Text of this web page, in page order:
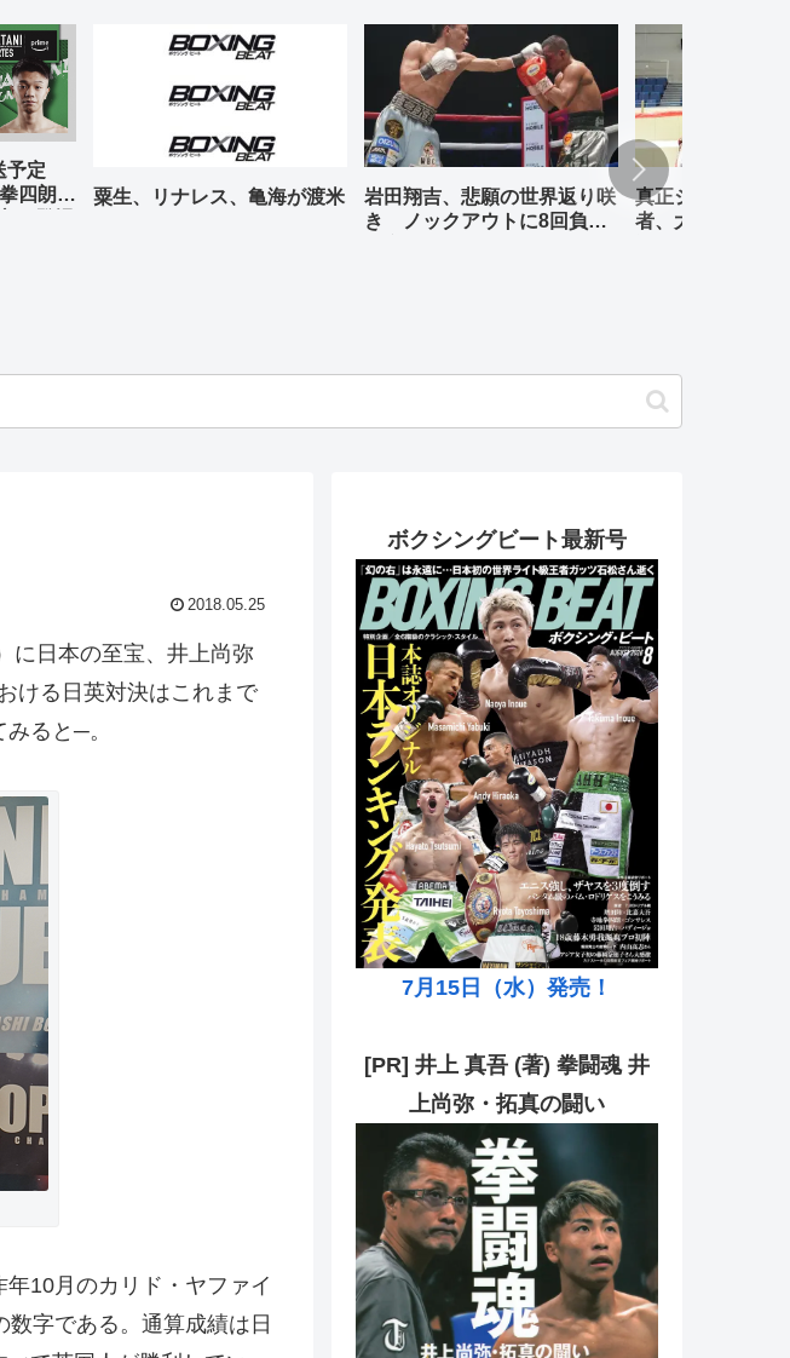
予定
四朗、
粟生、リナレス、亀海が渡米
岩田翔吉、悲願の世界返り咲
き ノックアウトに8回負傷
真正ジムの元
者、大橋哲朗、
2018.05.25
に日本の至宝、井上尚弥
ける日英対決はこれまで
ると─。
10月のカリド・ヤファイ
字である。通算成績は日
ボクシングビート最新号
7月15日（水）発売！
[PR] 井上 真吾 (著) 拳闘魂 井
上尚弥・拓真の闘い